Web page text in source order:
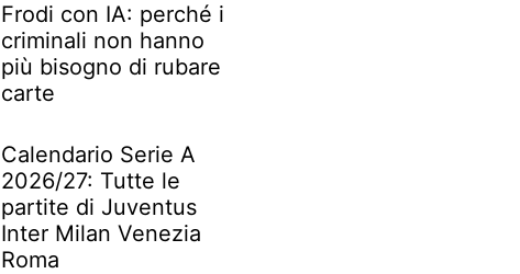
Frodi con IA: perché i
criminali non hanno
più bisogno di rubare
carte
Calendario Serie A
2026/27: Tutte le
partite di Juventus
Inter Milan Venezia
Roma